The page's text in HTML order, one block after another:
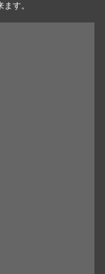
す。
茅ヶ崎店